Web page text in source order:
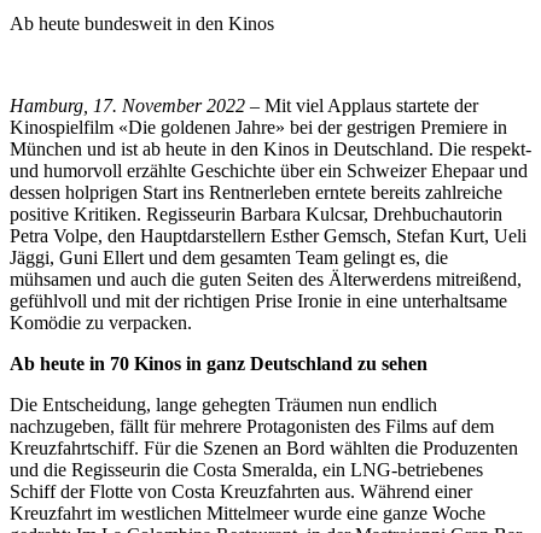
Ab heute bundesweit in den Kinos
Hamburg, 17. November 2022 – Mit viel Applaus startete der
Kinospielfilm «Die goldenen Jahre» bei der gestrigen Premiere in
München und ist ab heute in den Kinos in Deutschland. Die respekt-
und humorvoll erzählte Geschichte über ein Schweizer Ehepaar und
dessen holprigen Start ins Rentnerleben erntete bereits zahlreiche
positive Kritiken. Regisseurin Barbara Kulcsar, Drehbuchautorin
Petra Volpe, den Hauptdarstellern Esther Gemsch, Stefan Kurt, Ueli
Jäggi, Guni Ellert und dem gesamten Team gelingt es, die
mühsamen und auch die guten Seiten des Älterwerdens mitreißend,
gefühlvoll und mit der richtigen Prise Ironie in eine unterhaltsame
Komödie zu verpacken.
Ab heute in 70 Kinos in ganz Deutschland zu sehen
Die Entscheidung, lange gehegten Träumen nun endlich
nachzugeben, fällt für mehrere Protagonisten des Films auf dem
Kreuzfahrtschiff. Für die Szenen an Bord wählten die Produzenten
und die Regisseurin die Costa Smeralda, ein LNG-betriebenes
Schiff der Flotte von Costa Kreuzfahrten aus. Während einer
Kreuzfahrt im westlichen Mittelmeer wurde eine ganze Woche